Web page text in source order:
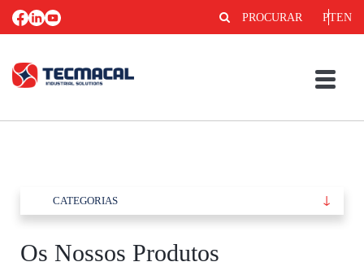
EN
PT
PROCURAR
CATEGORIAS
Os Nossos Produtos